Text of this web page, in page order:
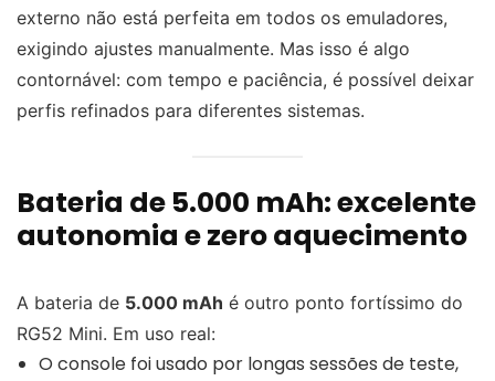
externo não está perfeita em todos os emuladores,
exigindo ajustes manualmente. Mas isso é algo
contornável: com tempo e paciência, é possível deixar
perfis refinados para diferentes sistemas.
Bateria de 5.000 mAh: excelente
autonomia e zero aquecimento
A bateria de 5.000 mAh é outro ponto fortíssimo do
RG52 Mini. Em uso real:
O console foi usado por longas sessões de teste,